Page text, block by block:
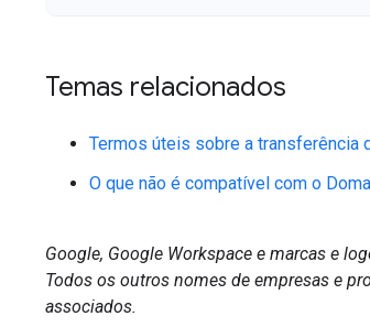
Temas relacionados
Termos úteis sobre a transferência
O que não é compatível com o
Google, Google Workspace e marcas e
Todos os outros nomes de empresas e
associados.